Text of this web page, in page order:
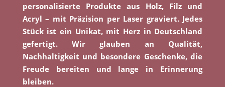
personalisierte Produkte aus Holz, Filz und
Acryl – mit Präzision per Laser graviert. Jedes
Stück ist ein Unikat, mit Herz in Deutschland
gefertigt. Wir glauben an Qualität,
Nachhaltigkeit und besondere Geschenke, die
Freude bereiten und lange in Erinnerung
bleiben.